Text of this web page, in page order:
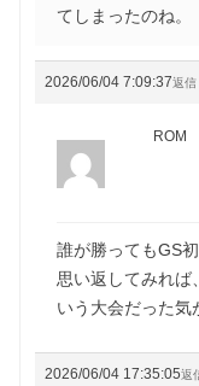
てしまったのね。
2026/06/04 7:09:37返信
ROM
誰が勝ってもGS初
思い返してみれば
いう大会だった気
2026/06/04 17:35:05返